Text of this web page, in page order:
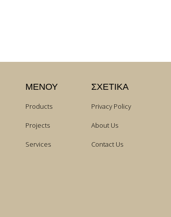
ΜΕΝΟΥ
Products
Projects
Services
ΣΧΕΤΙΚΑ
Privacy Policy
About Us
Contact Us